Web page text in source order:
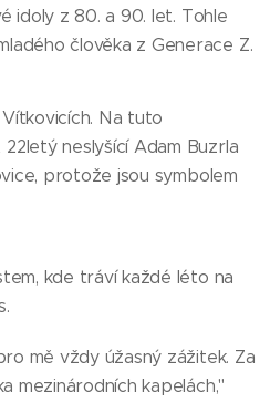
idoly z 80. a 90. let. Tohle
člověka z Generace Z.
Na tuto
neslyšící Adam Buzrla
protože jsou symbolem
kde tráví každé léto na
mě vždy úžasný zážitek. Za
mezinárodních kapelách,"